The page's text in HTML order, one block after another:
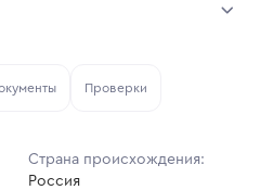
Открытые торги
15 494 ₽
не найдено
Проверки
Страна происхождения:
Россия